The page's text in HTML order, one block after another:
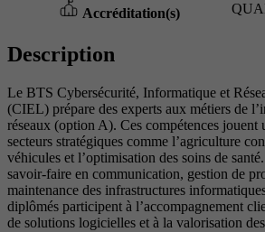
Accréditation(s)
Description
Le BTS Cybersécurité, Informatique et
(CIEL) prépare des experts aux métiers de
réseaux (option A). Ces compétences jouent
secteurs stratégiques comme l’agriculture
véhicules et l’optimisation des soins de
savoir-faire en communication, gestion de
maintenance des infrastructures
diplômés participent à l’accompagnement
de solutions logicielles et à la valorisation